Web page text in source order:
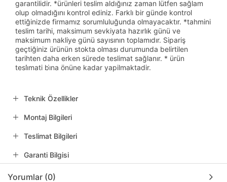
garantilidir. *ürünleri teslim aldığınız zaman lütfen sağlam
olup olmadığını kontrol ediniz. Farklı bir günde kontrol
ettiğinizde firmamız sorumluluğunda olmayacaktır. *tahmini
teslim tarihi, maksimum sevkiyata hazırlık günü ve
maksimum nakliye günü sayısının toplamıdır. Sipariş
geçtiğiniz ürünün stokta olması durumunda belirtilen
tarihten daha erken sürede teslimat sağlanır. * ürün
tesli̇mati bi̇na önüne kadar yapilmaktadir.
Teknik Özellikler
Montaj Bilgileri
Teslimat Bilgileri
Garanti Bilgisi
Yorumlar (0)